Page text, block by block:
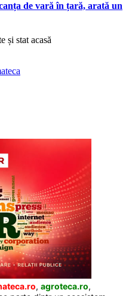
de vară în țară, arată un
și stat acasă
, agroteca.ro,